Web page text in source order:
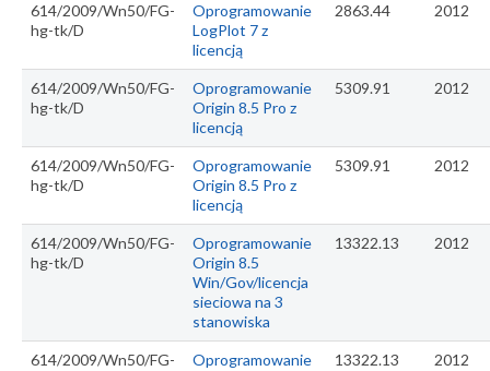
614/2009/Wn50/FG-
hg-tk/D
Oprogramowanie
LogPlot 7 z
licencją
2863.44 2012
614/2009/Wn50/FG-
hg-tk/D
Oprogramowanie
Origin 8.5 Pro z
licencją
5309.91 2012
614/2009/Wn50/FG-
hg-tk/D
Oprogramowanie
Origin 8.5 Pro z
licencją
5309.91 2012
614/2009/Wn50/FG-
hg-tk/D
Oprogramowanie
Origin 8.5
Win/Gov/licencja
sieciowa na 3
stanowiska
13322.13 2012
614/2009/Wn50/FG-
Oprogramowanie
13322.13 2012